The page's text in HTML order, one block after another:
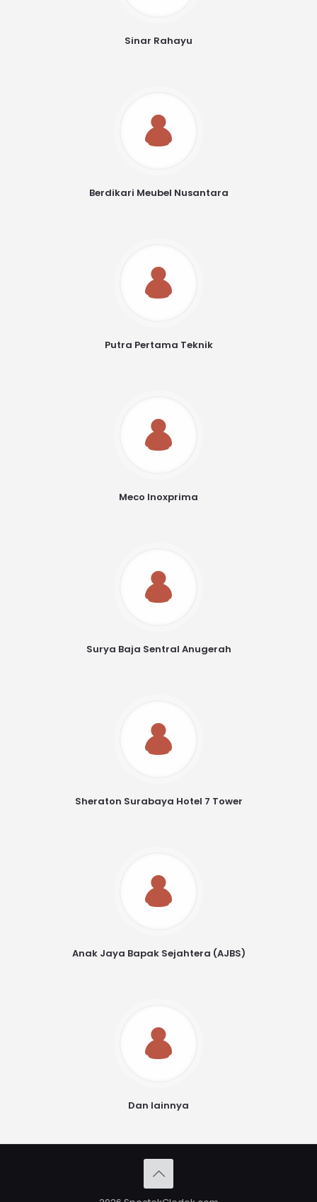
Sinar Rahayu
Berdikari Meubel Nusantara
Putra Pertama Teknik
Meco Inoxprima
Surya Baja Sentral Anugerah
Sheraton Surabaya Hotel 7 Tower
Anak Jaya Bapak Sejahtera (AJBS)
Dan lainnya